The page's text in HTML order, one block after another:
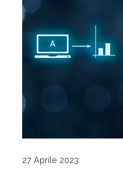
27 Aprile 2023